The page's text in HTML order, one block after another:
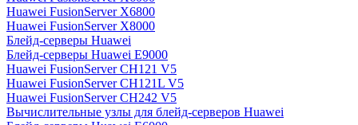
Huawei FusionServer X6800
Huawei FusionServer X8000
Блейд-серверы Huawei
Блейд-серверы Huawei E9000
Huawei FusionServer CH121 V5
Huawei FusionServer CH121L V5
Huawei FusionServer CH242 V5
Вычислительные узлы для блейд-серверов Huawei